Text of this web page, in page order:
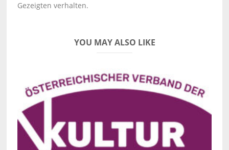
Gezeigten verhalten.
YOU MAY ALSO LIKE